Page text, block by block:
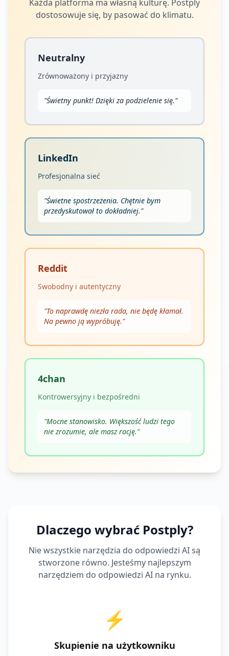
Każda platforma ma własną kulturę. Postply
dostosowuje się, by pasować do klimatu.
Neutralny
Zrównoważony i przyjazny
"Świetny punkt! Dzięki za podzielenie się."
LinkedIn
Profesjonalna sieć
"Świetne spostrzeżenia. Chętnie bym
przedyskutował to dokładniej."
Reddit
Swobodny i autentyczny
"To naprawdę niezła rada, nie będę kłamał.
Na pewno ją wypróbuję."
4chan
Kontrowersyjny i bezpośredni
"Mocne stanowisko. Większość ludzi tego
nie zrozumie, ale masz rację."
Dlaczego wybrać Postply?
Nie wszystkie narzędzia do odpowiedzi AI są
stworzone równo. Jesteśmy najlepszym
narzędziem do odpowiedzi AI na rynku.
⚡
Skupienie na użytkowniku